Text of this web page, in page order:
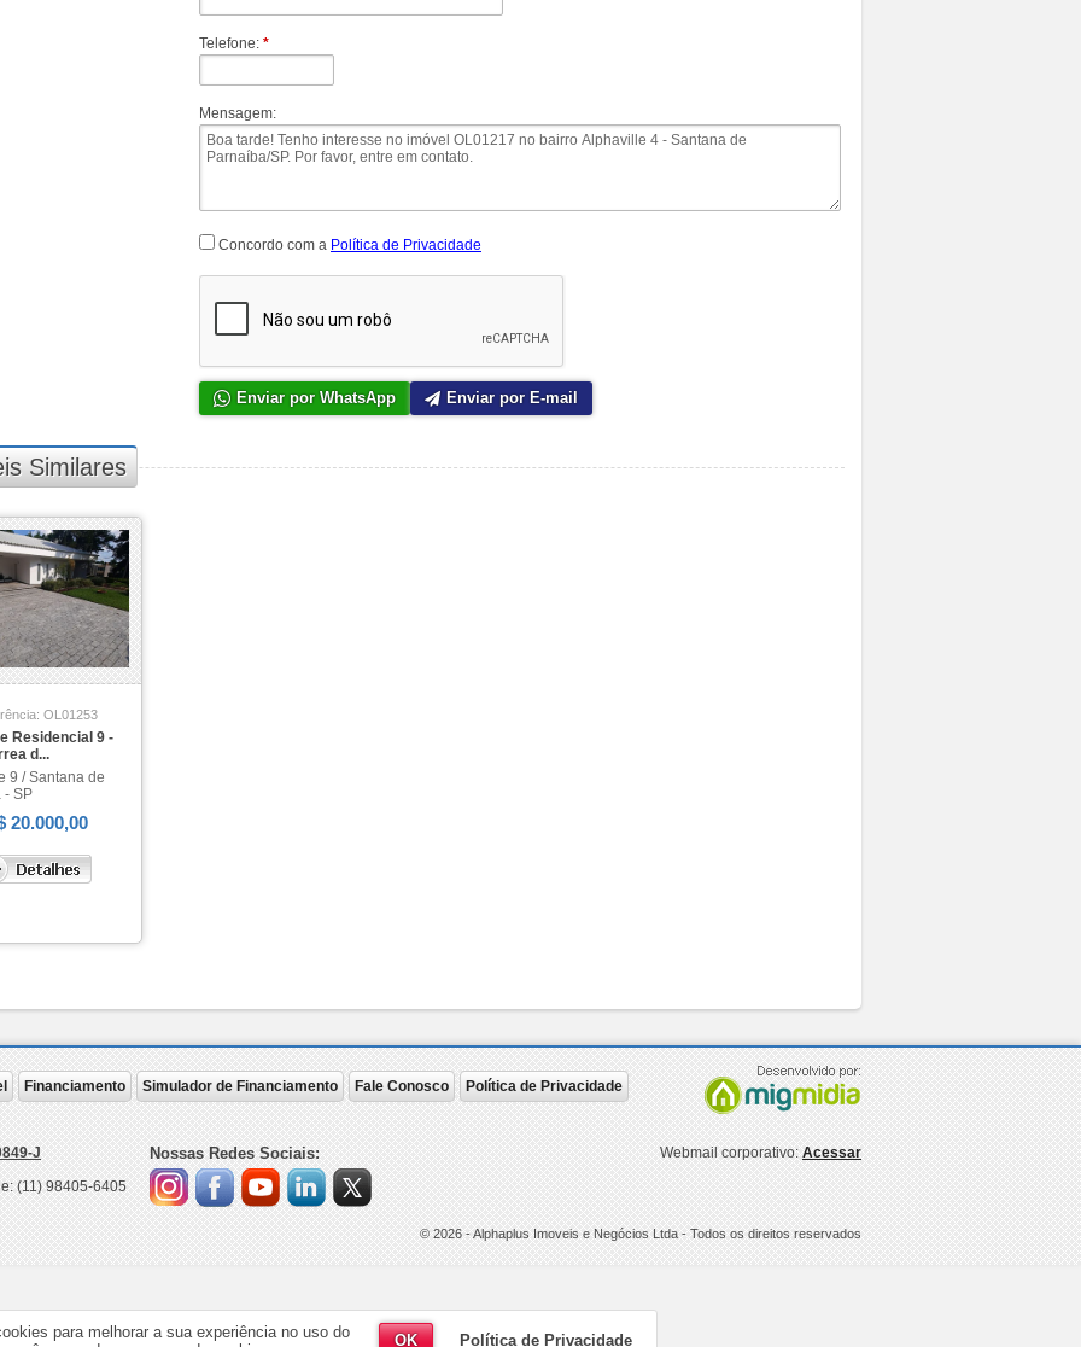
Telefone: *
Mensagem:
Concordo com a Política de Privacidade
Enviar por WhatsApp Enviar por E-mail
Similares
OL01253
Residencial 9 -
d...
9 / Santana de
- SP
20.000,00
Financiamento Simulador de Financiamento Fale Conosco Política de Privacidade
Nossas Redes Sociais:
J
(11) 98405-6405
Webmail corporativo: Acessar
© 2026 -Alphaplus Imoveis e Negócios Ltda - Todos os direitos reservados
para melhorar a sua experiência no uso do
OK Política de Privacidade